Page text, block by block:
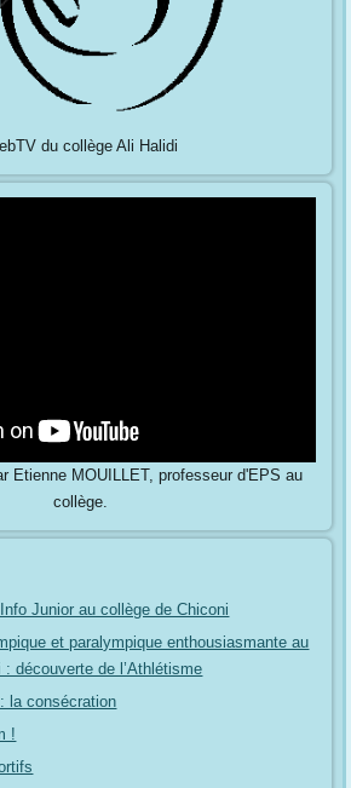
du collège Ali Halidi
Etienne MOUILLET, professeur d'EPS au
collège.
Junior au collège de Chiconi
et paralympique enthousiasmante au
: découverte de l’Athlétisme
la consécration
!